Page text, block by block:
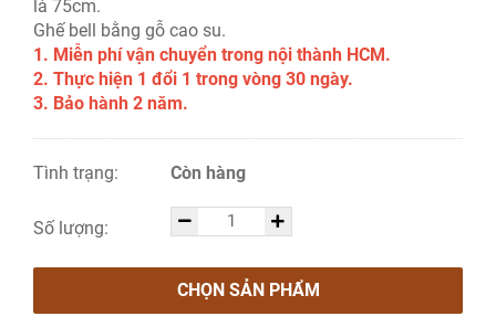
là 75cm.
Ghế bell bằng gỗ cao su.
1. Miễn phí vận chuyển trong nội thành HCM.
2. Thực hiện 1 đổi 1 trong vòng 30 ngày.
3. Bảo hành 2 năm.
Tình trạng: Còn hàng
Số lượng:
CHỌN SẢN PHẨM